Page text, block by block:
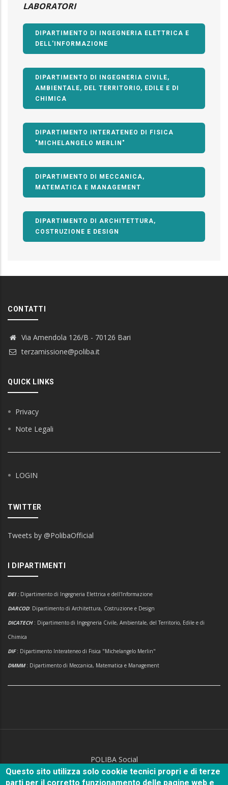
LABORATORI
DIPARTIMENTO DI INGEGNERIA ELETTRICA E
DELL'INFORMAZIONE
DIPARTIMENTO DI INGEGNERIA CIVILE,
AMBIENTALE, DEL TERRITORIO, EDILE E DI
CHIMICA
DIPARTIMENTO INTERATENEO DI FISICA
"MICHELANGELO MERLIN"
DIPARTIMENTO DI MECCANICA,
MATEMATICA E MANAGEMENT
DIPARTIMENTO DI ARCHITETTURA,
COSTRUZIONE E DESIGN
CONTATTI
Via Amendola 126/B - 70126 Bari
terzamissione@poliba.it
QUICK LINKS
Privacy
Note Legali
LOGIN
TWITTER
Tweets by @PolibaOfficial
I DIPARTIMENTI
DEI : Dipartimento di Ingegneria Elettrica e dell'Informazione
DARCOD: Dipartimento di Architettura, Costruzione e Design
DICATECH : Dipartimento di Ingegneria Civile, Ambientale, del Territorio, Edile e di
Chimica
DIF: Dipartimento Interateneo di Fisica "Michelangelo Merlin"
DMMM: Dipartimento di Meccanica, Matematica e Management
POLIBA Social
Questo sito utilizza solo cookie tecnici propri e di terze
parti per il corretto funzionamento delle pagine web e